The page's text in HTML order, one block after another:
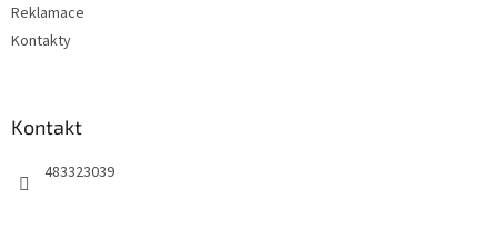
Reklamace
Kontakty
Kontakt
483323039